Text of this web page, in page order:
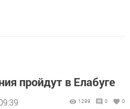
пройдут в Елабуге
1299 0 0